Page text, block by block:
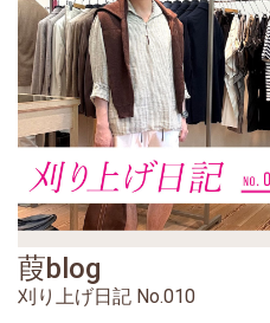
葭blog
刈り上げ日記 No.010